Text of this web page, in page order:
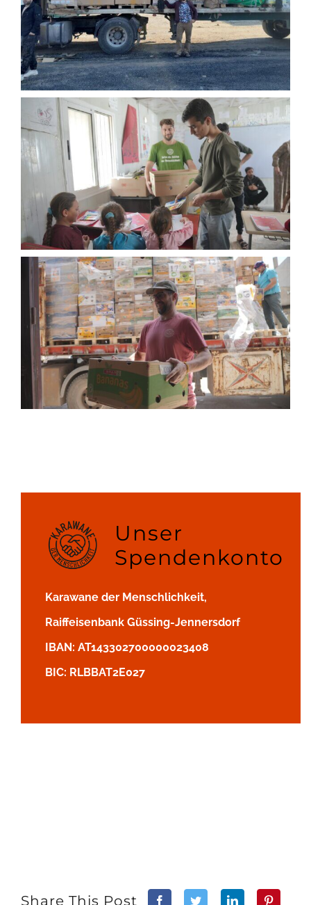
Unser
Spendenkonto
Karawane der Menschlichkeit,
Raiffeisenbank Güssing-Jennersdorf
IBAN: AT143302700000023408
BIC: RLBBAT2E027
Share This Post